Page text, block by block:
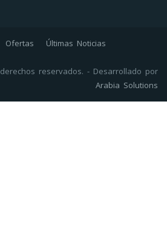
Ofertas
Últimas Noticias
derechos reservados. - Desarrollado por
Arabia Solutions